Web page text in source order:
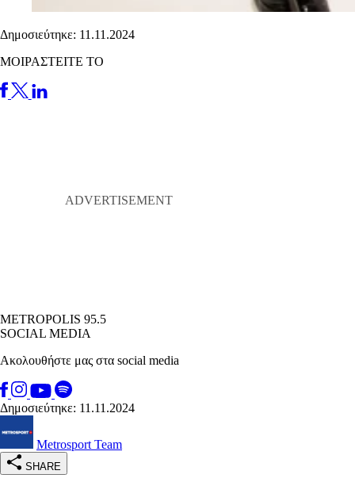
Δημοσιεύτηκε: 11.11.2024
ΜΟΙΡΑΣΤΕΙΤΕ ΤΟ
METROPOLIS 95.5
SOCIAL MEDIA
Ακολουθήστε μας στα social media
Δημοσιεύτηκε: 11.11.2024
Metrosport Team
SHARE